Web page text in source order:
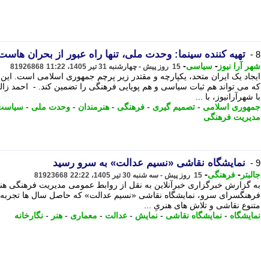
8 - تهیه کننده سینما: وحدت ملی، تنها راه عبور از بحران
شهر آرا نیوز - سیاسی- 15 روز پیش - چهارشنبه 31 تیر 1405، 11:22 81926868
ایجاد یک ایران متحد، یکپارچه و مقتدر زیر پرچم جمهوری اسلامی است.
که می تواند هم ثبات سیاسی و هم پویایی فرهنگی را تضمین کند. - احمد
با شهرآرانیوز، با ...
جمهوری اسلامی - تصمیم گیری - فرهنگی - هنرمندان - وحدت ملی -
مدیریت فرهنگی
9 - نمایشگاه نقاشی «نسیم عدالت» به سرو رسید
جالبتر - فرهنگی- 15 روز پیش - سه شنبه 30 تیر 1405، 22:22 81923668
به گزارش خبرگزاری خبرآنلاین به نقل از روابط عمومی مدیریت
فرهنگسرای سرو، نمایشگاه نقاشی «نسیم عدالت» که حاصل سال ها
متنوع نقاشی و تلاش های هنریِ ...
نمایشگاه - نمایشگاه نقاشی - نمایش - عدالت - معماری - هنر - نگارخانه